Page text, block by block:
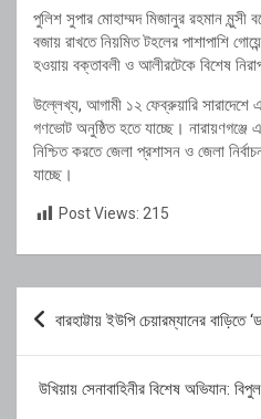
পুলিশ সুপার মোহাম্মদ মিজানুর রহমান মুন্সী
বজায় রাখতে নিয়মিত টহলের পাশাপাশি
হওয়ায় বক্তাবলী ও আলীরটেকে বিশেষ
উল্লেখ্য, আগামী ১২ ফেব্রুয়ারি সারাদেশে
গণভোট অনুষ্ঠিত হতে যাচ্ছে। নারায়ণগঞ্জে
নিশ্চিত করতে জেলা প্রশাসন ও জেলা
যাচ্ছে।
Post Views: 215
Post
বারহাট্টায় ইউপি চেয়ারম্যানের বাড়িতে
উখিয়ায় সেনাবাহিনীর বিশেষ অভিযান: